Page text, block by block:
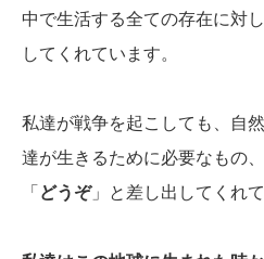
中で生活する全ての存在に対
してくれています。
私達が戦争を起こしても、自
達が生きるために必要なもの
「 どうぞ」と差し出してくれ